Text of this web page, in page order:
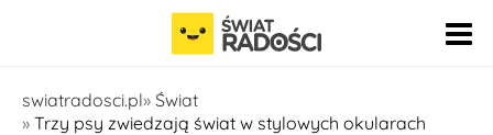
Pomiń nawigację
swiatradosci.pl Świat
Trzy psy zwiedzają świat w stylowych okularach